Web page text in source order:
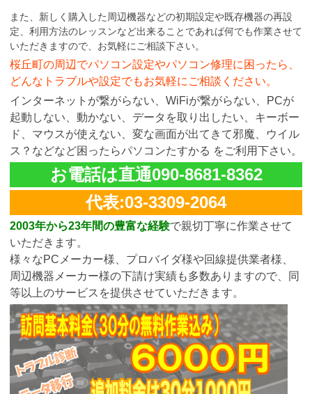
また、新しく購入した周辺機器などの初期設定や既存機器の再設
定、利用方法のレッスンなど出来ることであれば何でも作業させて
いただきますので、お気軽にご相談下さい。
桜丘町の周辺でパソコン設定やパソコン修理に困ったら、
どんなトラブルや設定でもお気軽にご相談ください。
インターネットが繋がらない、WiFiが繋がらない、PCが
起動しない、動かない、データを取り出したい、キーボー
ド、マウスが使えない、変な画面が出てきて邪魔、ウイル
ス？などなど困ったらパソコンたすかる をご利用下さい。
お電話は直通090-8681-8362
代表:03-3309-2064
2003年から23年間の豊富な経験で親切丁寧に作業させて
いただきます。
様々なPCメーカー様、プロバイダ様や回線提供業者様、
周辺機器メーカー様の下請け実績も多数ありますので、同
等以上のサービスを提供させていただきます。